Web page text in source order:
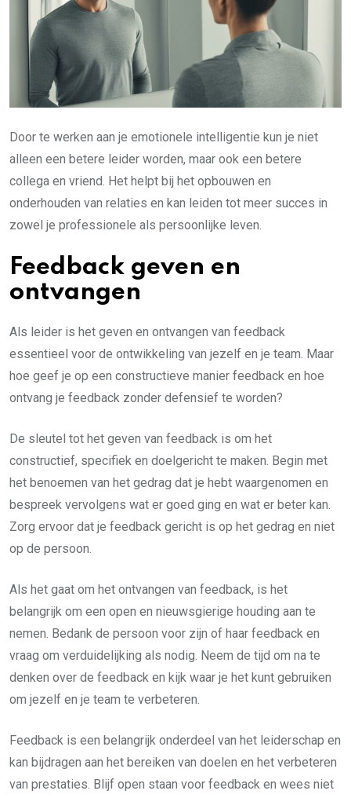
Door te werken aan je emotionele intelligentie kun je niet
alleen een betere leider worden, maar ook een betere
collega en vriend. Het helpt bij het opbouwen en
onderhouden van relaties en kan leiden tot meer succes in
zowel je professionele als persoonlijke leven.
Feedback geven en
ontvangen
Als leider is het geven en ontvangen van feedback
essentieel voor de ontwikkeling van jezelf en je team. Maar
hoe geef je op een constructieve manier feedback en hoe
ontvang je feedback zonder defensief te worden?
De sleutel tot het geven van feedback is om het
constructief, specifiek en doelgericht te maken. Begin met
het benoemen van het gedrag dat je hebt waargenomen en
bespreek vervolgens wat er goed ging en wat er beter kan.
Zorg ervoor dat je feedback gericht is op het gedrag en niet
op de persoon.
Als het gaat om het ontvangen van feedback, is het
belangrijk om een open en nieuwsgierige houding aan te
nemen. Bedank de persoon voor zijn of haar feedback en
vraag om verduidelijking als nodig. Neem de tijd om na te
denken over de feedback en kijk waar je het kunt gebruiken
om jezelf en je team te verbeteren.
Feedback is een belangrijk onderdeel van het leiderschap en
kan bijdragen aan het bereiken van doelen en het verbeteren
van prestaties. Blijf open staan voor feedback en wees niet